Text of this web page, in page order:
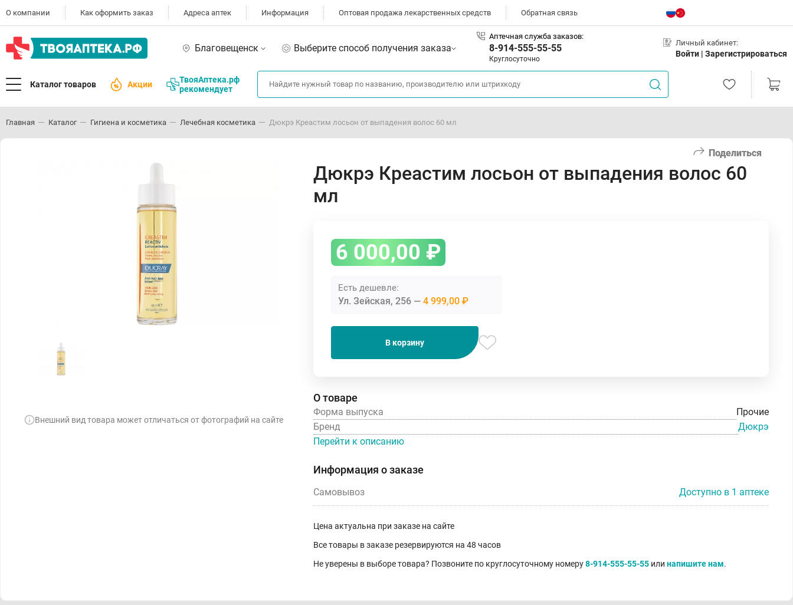
О компании Как оформить заказ Адреса аптек Информация Оптовая продажа лекарственных средств Обратная связь
Благовещенск Выберите способ получения заказа
Аптечная служба заказов:
8-914-555-55-55
Круглосуточно
Личный кабинет:
Войти | Зарегистрироваться
Каталог товаров Акции
ТвояАптека.рф
рекомендует
Главная Каталог Гигиена и косметика Лечебная косметика Дюкрэ Креастим лосьон от выпадения волос 60 мл
Поделиться
Внешний вид товара может отличаться от фотографий на сайте
Дюкрэ Креастим лосьон от выпадения волос 60
мл
6 000,00 ₽
Есть дешевле:
Ул. Зейская, 256 4 999,00 ₽
В корзину
О товаре
Форма выпуска
Прочие
Бренд
Дюкрэ
Перейти к описанию
Информация о заказе
Самовывоз Доступно в 1 аптеке
Цена актуальна при заказе на сайте
Все товары в заказе резервируются на 48 часов
Не уверены в выборе товара? Позвоните по круглосуточному номеру8-914-555-55-55 или напишите нам.